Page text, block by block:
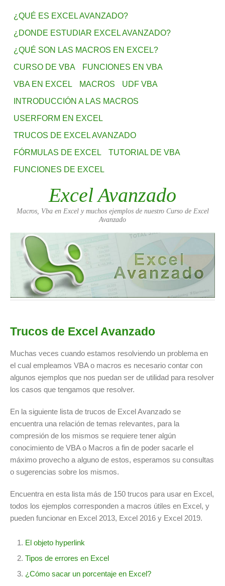
¿QUÉ ES EXCEL AVANZADO?
¿DONDE ESTUDIAR EXCEL AVANZADO?
¿QUÉ SON LAS MACROS EN EXCEL?
CURSO DE VBA
FUNCIONES EN VBA
VBA EN EXCEL
MACROS
UDF VBA
INTRODUCCIÓN A LAS MACROS
USERFORM EN EXCEL
TRUCOS DE EXCEL AVANZADO
FÓRMULAS DE EXCEL
TUTORIAL DE VBA
FUNCIONES DE EXCEL
Excel Avanzado
Macros, Vba en Excel y muchos ejemplos de nuestro Curso de Excel
Avanzado
Trucos de Excel Avanzado
Muchas veces cuando estamos resolviendo un problema en
el cual empleamos VBA o macros es necesario contar con
algunos ejemplos que nos puedan ser de utilidad para resolver
los casos que tengamos que resolver.
En la siguiente lista de trucos de Excel Avanzado se
encuentra una relación de temas relevantes, para la
compresión de los mismos se requiere tener algún
conocimiento de VBA o Macros a fin de poder sacarle el
máximo provecho a alguno de estos, esperamos su consultas
o sugerencias sobre los mismos.
Encuentra en esta lista más de 150 trucos para usar en Excel,
todos los ejemplos corresponden a macros útiles en Excel, y
pueden funcionar en Excel 2013, Excel 2016 y Excel 2019.
El objeto hyperlink
Tipos de errores en Excel
¿Cómo sacar un porcentaje en Excel?